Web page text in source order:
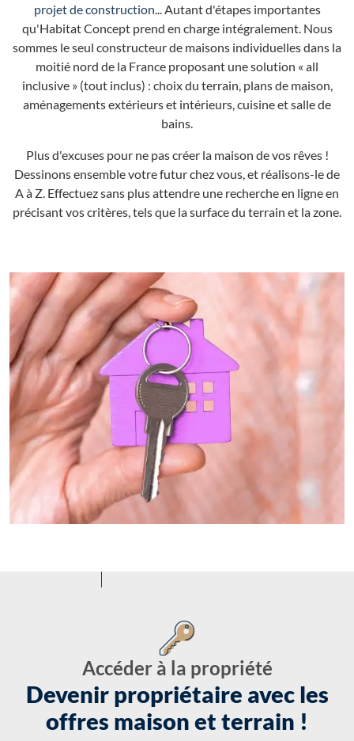
projet de construction... Autant d'étapes importantes
qu'Habitat Concept prend en charge intégralement. Nous
sommes le seul constructeur de maisons individuelles dans la
moitié nord de la France proposant une solution « all
inclusive » (tout inclus) : choix du terrain, plans de maison,
aménagements extérieurs et intérieurs, cuisine et salle de
bains.
Plus d'excuses pour ne pas créer la maison de vos rêves !
Dessinons ensemble votre futur chez vous, et réalisons-le de
A à Z. Effectuez sans plus attendre une recherche en ligne en
précisant vos critères, tels que la surface du terrain et la zone.
Accéder à la propriété
Devenir propriétaire avec les
offres maison et terrain !